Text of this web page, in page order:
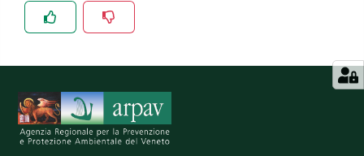
Spiegaci perchè, e aiutaci a migliorare il servizio